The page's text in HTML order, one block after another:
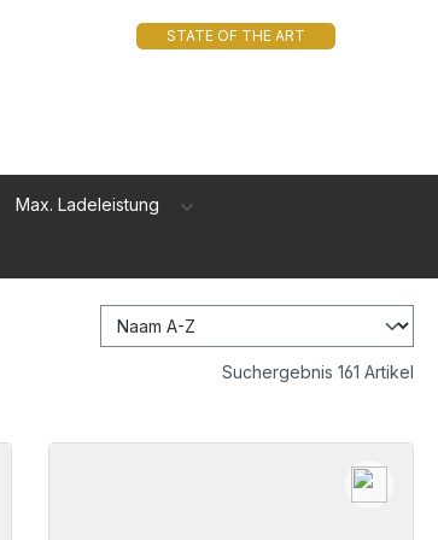
STATE OF THE ART
Max. Ladeleistung
Suchergebnis 161 Artikel